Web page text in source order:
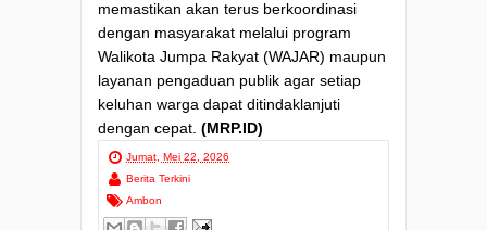
memastikan akan terus berkoordinasi
dengan masyarakat melalui program
Walikota Jumpa Rakyat (WAJAR) maupun
layanan pengaduan publik agar setiap
keluhan warga dapat ditindaklanjuti
dengan cepat. (MRP.ID)
Jumat, Mei 22, 2026
Berita Terkini
Ambon